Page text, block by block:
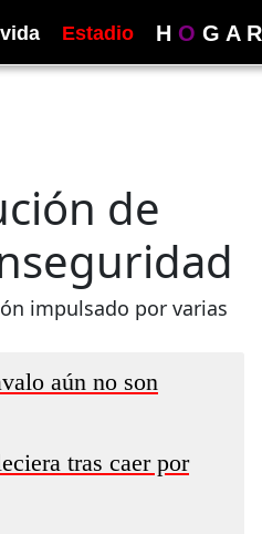
Estadio H O G A R
de
impulsado por varias
aún no son
tras caer por